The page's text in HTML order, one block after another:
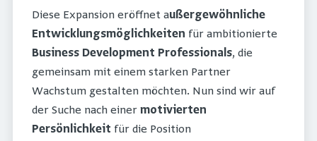
Diese Expansion eröffnet außergewöhnliche
Entwicklungsmöglichkeiten für ambitionierte
Business Development Professionals, die
gemeinsam mit einem starken Partner
Wachstum gestalten möchten. Nun sind wir auf
der Suche nach einer motivierten
Persönlichkeit für die Position